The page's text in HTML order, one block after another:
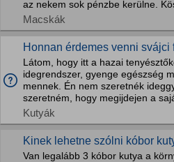
az nekem sok pénzbe kerülne.
Macskák
Honnan érdemes venni svájci
Látom, hogy itt a hazai
idegrendszer, gyenge egészség
mennek. Én nem szeretnék
szeretném, hogy megijdejen a
Kutyák
Kinek lehetne szólni kóbor
Van legalább 3 kóbor kutya a